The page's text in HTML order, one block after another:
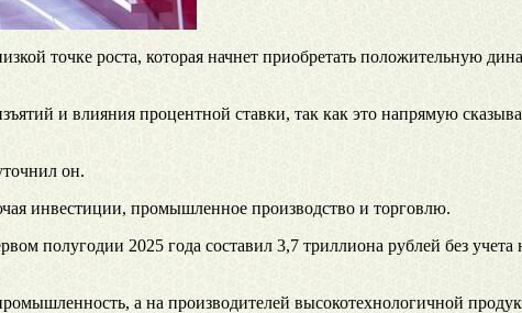
точке роста, которая начнет приобретать положительную
и влияния процентной ставки, так как это напрямую
он.
инвестиции, промышленное производство и торговлю.
полугодии 2025 года составил 3,7 триллиона рублей без учета
а на производителей высокотехнологичной